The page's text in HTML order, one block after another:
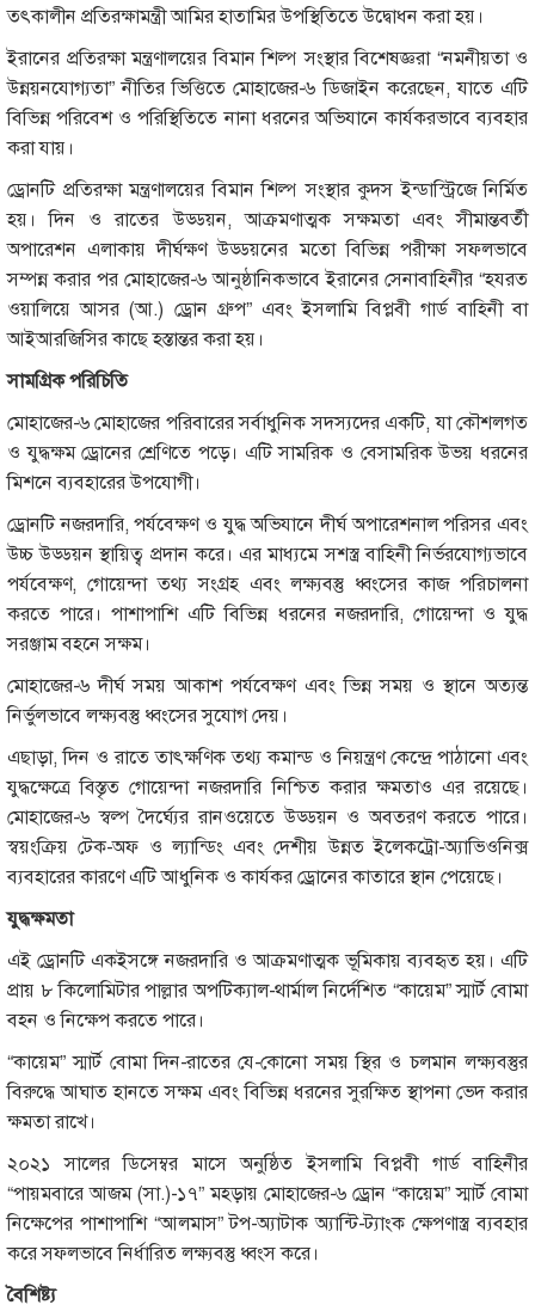
তৎকালীন প্রতিরক্ষামন্ত্রী আমির হাতামির উপস্থিতিতে উদ্বোধন করা হয়।
ইরানের প্রতিরক্ষা মন্ত্রণালয়ের বিমান শিল্প সংস্থার বিশেষজ্ঞরা “নমনীয়তা ও
উন্নয়নযোগ্যতা” নীতির ভিত্তিতে মোহাজের-৬ ডিজাইন করেছেন, যাতে এটি
বিভিন্ন পরিবেশ ও পরিস্থিতিতে নানা ধরনের অভিযানে কার্যকরভাবে ব্যবহার
করা যায়।
ড্রোনটি প্রতিরক্ষা মন্ত্রণালয়ের বিমান শিল্প সংস্থার কুদস ইন্ডাস্ট্রিজে নির্মিত
হয়। দিন ও রাতের উড্ডয়ন, আক্রমণাত্মক সক্ষমতা এবং সীমান্তবর্তী
অপারেশন এলাকায় দীর্ঘক্ষণ উড্ডয়নের মতো বিভিন্ন পরীক্ষা সফলভাবে
সম্পন্ন করার পর মোহাজের-৬ আনুষ্ঠানিকভাবে ইরানের সেনাবাহিনীর “হযরত
ওয়ালিয়ে আসর (আ.) ড্রোন গ্রুপ” এবং ইসলামি বিপ্লবী গার্ড বাহিনী বা
আইআরজিসির কাছে হস্তান্তর করা হয়।
সামগ্রিক পরিচিতি
মোহাজের-৬ মোহাজের পরিবারের সর্বাধুনিক সদস্যদের একটি, যা কৌশলগত
ও যুদ্ধক্ষম ড্রোনের শ্রেণিতে পড়ে। এটি সামরিক ও বেসামরিক উভয় ধরনের
মিশনে ব্যবহারের উপযোগী।
ড্রোনটি নজরদারি, পর্যবেক্ষণ ও যুদ্ধ অভিযানে দীর্ঘ অপারেশনাল পরিসর এবং
উচ্চ উড্ডয়ন স্থায়িত্ব প্রদান করে। এর মাধ্যমে সশস্ত্র বাহিনী নির্ভরযোগ্যভাবে
পর্যবেক্ষণ, গোয়েন্দা তথ্য সংগ্রহ এবং লক্ষ্যবস্তু ধ্বংসের কাজ পরিচালনা
করতে পারে। পাশাপাশি এটি বিভিন্ন ধরনের নজরদারি, গোয়েন্দা ও যুদ্ধ
সরঞ্জাম বহনে সক্ষম।
মোহাজের-৬ দীর্ঘ সময় আকাশ পর্যবেক্ষণ এবং ভিন্ন সময় ও স্থানে অত্যন্ত
নির্ভুলভাবে লক্ষ্যবস্তু ধ্বংসের সুযোগ দেয়।
এছাড়া, দিন ও রাতে তাৎক্ষণিক তথ্য কমান্ড ও নিয়ন্ত্রণ কেন্দ্রে পাঠানো এবং
যুদ্ধক্ষেত্রে বিস্তৃত গোয়েন্দা নজরদারি নিশ্চিত করার ক্ষমতাও এর রয়েছে।
মোহাজের-৬ স্বল্প দৈর্ঘ্যের রানওয়েতে উড্ডয়ন ও অবতরণ করতে পারে।
স্বয়ংক্রিয় টেক-অফ ও ল্যান্ডিং এবং দেশীয় উন্নত ইলেকট্রো-অ্যাভিওনিক্স
ব্যবহারের কারণে এটি আধুনিক ও কার্যকর ড্রোনের কাতারে স্থান পেয়েছে।
যুদ্ধক্ষমতা
এই ড্রোনটি একইসঙ্গে নজরদারি ও আক্রমণাত্মক ভূমিকায় ব্যবহৃত হয়। এটি
প্রায় ৮ কিলোমিটার পাল্লার অপটিক্যাল-থার্মাল নির্দেশিত “কায়েম” স্মার্ট বোমা
বহন ও নিক্ষেপ করতে পারে।
“কায়েম” স্মার্ট বোমা দিন-রাতের যে-কোনো সময় স্থির ও চলমান লক্ষ্যবস্তুর
বিরুদ্ধে আঘাত হানতে সক্ষম এবং বিভিন্ন ধরনের সুরক্ষিত স্থাপনা ভেদ করার
ক্ষমতা রাখে।
২০২১ সালের ডিসেম্বর মাসে অনুষ্ঠিত ইসলামি বিপ্লবী গার্ড বাহিনীর
“পায়মবারে আজম (সা.)-১৭” মহড়ায় মোহাজের-৬ ড্রোন “কায়েম” স্মার্ট বোমা
নিক্ষেপের পাশাপাশি “আলমাস” টপ-অ্যাটাক অ্যান্টি-ট্যাংক ক্ষেপণাস্ত্র ব্যবহার
করে সফলভাবে নির্ধারিত লক্ষ্যবস্তু ধ্বংস করে।
বৈশিষ্ট্য